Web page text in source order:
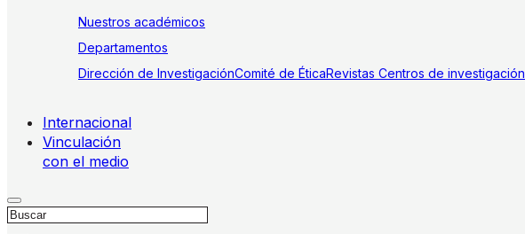
Nuestros académicos
Departamentos
Dirección de InvestigaciónComité de ÉticaRevistas Centros de investigación
Internacional
Vinculación
con el medio
Buscar